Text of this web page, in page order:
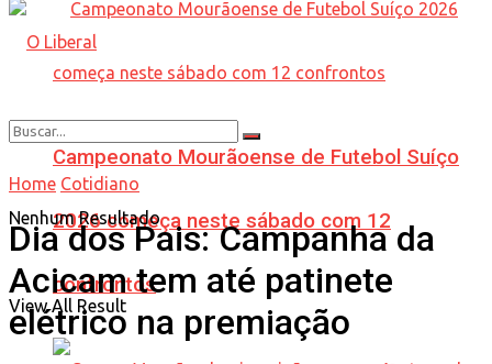
Campeonato Mourãoense de Futebol Suíço
2026 começa neste sábado com 12
confrontos
Nenhum Resultado
View All Result
Home Cotidiano
Dia dos Pais: Campanha da
Acicam tem até patinete
elétrico na premiação